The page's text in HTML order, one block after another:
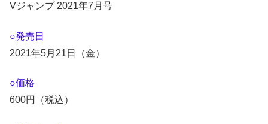
Vジャンプ 2021年7月号
○発売日
2021年5月21日（金）
○価格
600円（税込）